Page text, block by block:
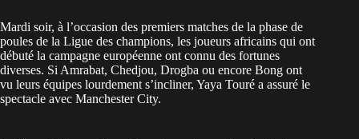
Mardi soir, à l’occasion des premiers matches de la phase de
poules de la Ligue des champions, les joueurs africains qui ont
débuté la campagne européenne ont connu des fortunes
diverses. Si Amrabat, Chedjou, Drogba ou encore Bong ont
vu leurs équipes lourdement s’incliner, Yaya Touré a assuré le
spectacle avec Manchester City.